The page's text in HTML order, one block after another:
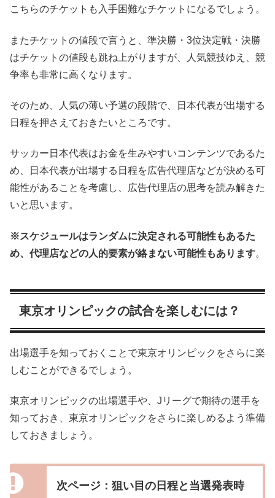
こちらのチケットも入手困難なチケットになるでしょう。
またチケットの値段で言うと、準決勝・3位決定戦・決勝
はチケットの値段も跳ね上がりますが、人気競技ゆえ、競
争率も非常に高くなります。
そのため、人気の薄い予選の段階で、日本代表が出場する
日程を押さえておきたいところです。
サッカー日本代表はお金を生みやすいコンテンツであるた
め、日本代表が出場する日程を広告代理店などが決める可
能性があることを考慮し、広告代理店の思考を読み解きた
いと思います。
※スケジュールはランダムに決定される可能性もあるた
め、代理店などの人的要素が絡まない可能性もあります。
東京オリンピックの試合を楽しむには？
出場選手を知っておくことで東京オリンピックをさらに楽
しむことができるでしょう。
東京オリンピックの出場選手や、Jリーグで期待の選手を
知っておき、東京オリンピックをさらに楽しめるよう準備
しておきましょう。
次ページ：狙い目の日程と当選発表時